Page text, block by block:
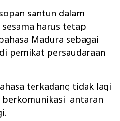
santun dalam
harus tetap
Madura sebagai
pemikat persaudaraan
terkadang tidak lagi
lantaran